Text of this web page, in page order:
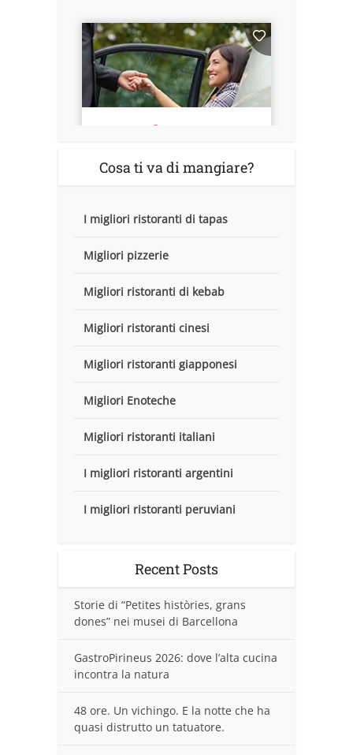
Cosa ti va di mangiare?
I migliori ristoranti di tapas
Migliori pizzerie
Migliori ristoranti di kebab
Migliori ristoranti cinesi
Migliori ristoranti giapponesi
Migliori Enoteche
Migliori ristoranti italiani
I migliori ristoranti argentini
I migliori ristoranti peruviani
Recent Posts
Storie di “Petites històries, grans
dones” nei musei di Barcellona
GastroPirineus 2026: dove l’alta cucina
incontra la natura
48 ore. Un vichingo. E la notte che ha
quasi distrutto un tatuatore.